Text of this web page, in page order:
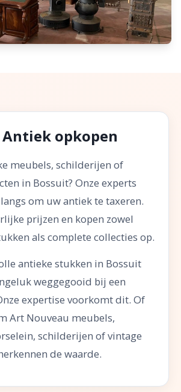
opkopen
meubels, schilderijen of
in Bossuit? Onze experts
om uw antiek te taxeren.
prijzen en kopen zowel
als complete collecties op.
antieke stukken in Bossuit
weggegooid bij een
expertise voorkomt dit. Of
Art Nouveau meubels,
schilderijen of vintage
de waarde.